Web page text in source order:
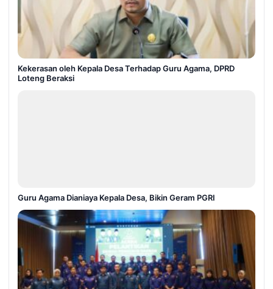
Kekerasan oleh Kepala Desa Terhadap Guru Agama, DPRD
Loteng Beraksi
Guru Agama Dianiaya Kepala Desa, Bikin Geram PGRI